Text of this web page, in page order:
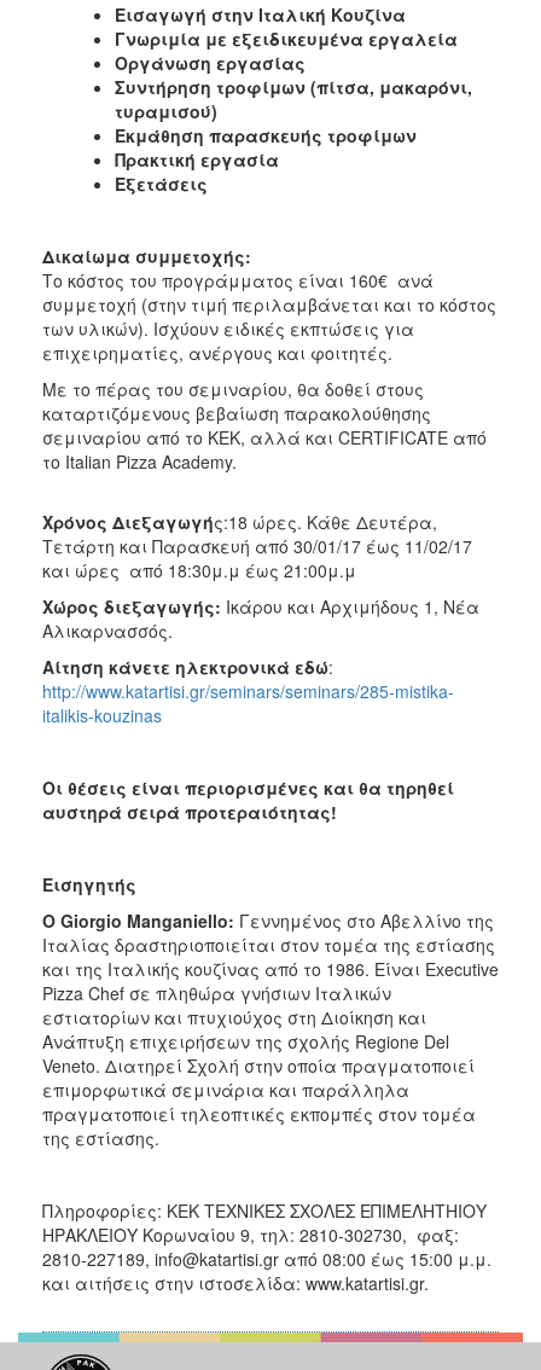
Εισαγωγή στην Ιταλική Κουζίνα
Γνωριμία με εξειδικευμένα εργαλεία
Οργάνωση εργασίας
Συντήρηση τροφίμων (πίτσα, μακαρόνι,
τυραμισού)
Εκμάθηση παρασκευής τροφίμων
Πρακτική εργασία
Εξετάσεις
Δικαίωμα συμμετοχής:
Το κόστος του προγράμματος είναι 160€ ανά
συμμετοχή (στην τιμή περιλαμβάνεται και το κόστος
των υλικών). Ισχύουν ειδικές εκπτώσεις για
επιχειρηματίες, ανέργους και φοιτητές.
Με το πέρας του σεμιναρίου, θα δοθεί στους
καταρτιζόμενους βεβαίωση παρακολούθησης
σεμιναρίου από το ΚΕΚ, αλλά και CERTIFICATE από
το Italian Pizza Academy.
Χρόνος Διεξαγωγής:18 ώρες. Κάθε Δευτέρα,
Τετάρτη και Παρασκευή από 30/01/17 έως 11/02/17
και ώρες από 18:30μ.μ έως 21:00μ.μ
Χώρος διεξαγωγής: Ικάρου και Αρχιμήδους 1, Νέα
Αλικαρνασσός.
Αίτηση κάνετε ηλεκτρονικά εδώ:
http://www.katartisi.gr/seminars/seminars/285-mistika-
italikis-kouzinas
Οι θέσεις είναι περιορισμένες και θα τηρηθεί
αυστηρά σειρά προτεραιότητας!
Εισηγητής
Ο Giorgio Manganiello: Γεννημένος στο Αβελλίνο της
Ιταλίας δραστηριοποιείται στον τομέα της εστίασης
και της Ιταλικής κουζίνας από το 1986. Είναι Executive
Pizza Chef σε πληθώρα γνήσιων Ιταλικών
εστιατορίων και πτυχιούχος στη Διοίκηση και
Ανάπτυξη επιχειρήσεων της σχολής Regione Del
Veneto. Διατηρεί Σχολή στην οποία πραγματοποιεί
επιμορφωτικά σεμινάρια και παράλληλα
πραγματοποιεί τηλεοπτικές εκπομπές στον τομέα
της εστίασης.
Πληροφορίες: ΚΕΚ ΤΕΧΝΙΚΕΣ ΣΧΟΛΕΣ ΕΠΙΜΕΛΗΤΗΙΟΥ
ΗΡΑΚΛΕΙΟΥ Κορωναίου 9, τηλ: 2810-302730, φαξ:
2810-227189, info@katartisi.gr από 08:00 έως 15:00 μ.μ.
και αιτήσεις στην ιστοσελίδα: www.katartisi.gr.